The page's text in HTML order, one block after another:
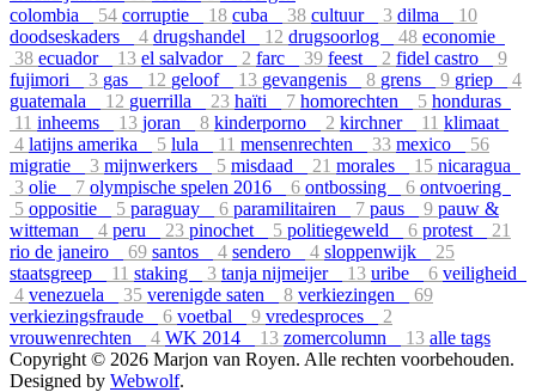
colombia
54 corruptie 18 cuba 38 cultuur 3 dilma
10
doodseskaders
4 drugshandel 12 drugsoorlog 48 economie
38 ecuador 13 el salvador 2 farc 39 feest 2 fidel castro
9
fujimori
3 gas 12 geloof 13 gevangenis 8 grens 9 griep
4
guatemala
12 guerrilla 23 haïti 7 homorechten 5 honduras
11 inheems 13 joran 8 kinderporno 2 kirchner 11 klimaat
4 latijns amerika 5 lula 11 mensenrechten 33 mexico
56
migratie
3 mijnwerkers 5 misdaad 21 morales 15 nicaragua
3 olie 7 olympische spelen 2016 6 ontbossing 6 ontvoering
5 oppositie 5 paraguay 6 paramilitairen 7 paus 9 pauw &
witteman
4 peru 23 pinochet 5 politiegeweld 6 protest
21
rio de janeiro
69 santos 4 sendero 4 sloppenwijk
25
staatsgreep
11 staking 3 tanja nijmeijer 13 uribe 6 veiligheid
4 venezuela 35 verenigde saten 8 verkiezingen
69
verkiezingsfraude
6 voetbal 9 vredesproces
2
vrouwenrechten
4 WK 2014 13 zomercolumn 13 alle tags
Copyright © 2026 Marjon van Royen. Alle rechten voorbehouden.
Designed by Webwolf.